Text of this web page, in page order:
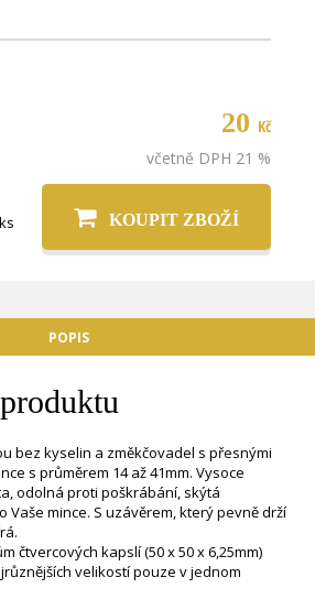
20 Kč
včetně DPH 21 %
ks KOUPIT ZBOŽÍ
POPIS
bez kyselin a změkčovadel s přesnými
s průměrem 14 až 41mm. Vysoce
odolná proti poškrábání, skýtá
mince. S uzávěrem, který pevně drží
čtvercových kapslí (50 x 50 x 6,25mm)
velikostí pouze v jednom